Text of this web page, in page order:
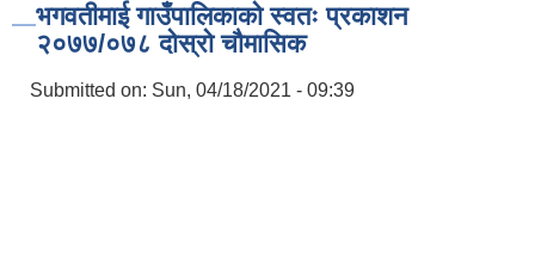
भगवतीमाई गाउँपालिकाको स्वतः प्रकाशन
२०७७/०७८ दोस्रो चौमासिक
Submitted on: Sun, 04/18/2021 - 09:39